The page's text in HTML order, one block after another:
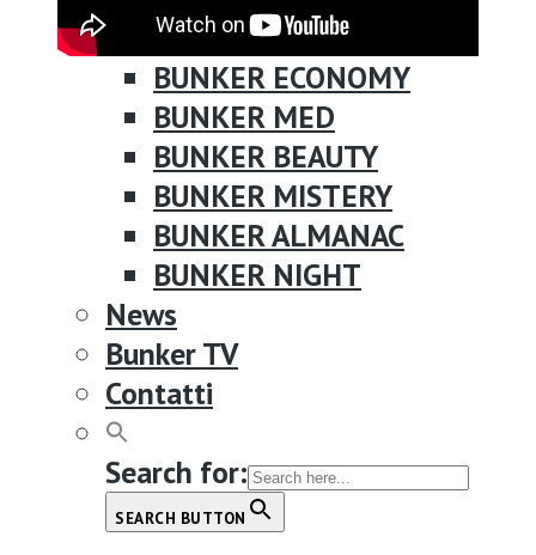
BUNKER FOOD
BUNKER ECONOMY
BUNKER MED
BUNKER BEAUTY
BUNKER MISTERY
BUNKER ALMANAC
BUNKER NIGHT
News
Bunker TV
Contatti
Search for:
SEARCH BUTTON